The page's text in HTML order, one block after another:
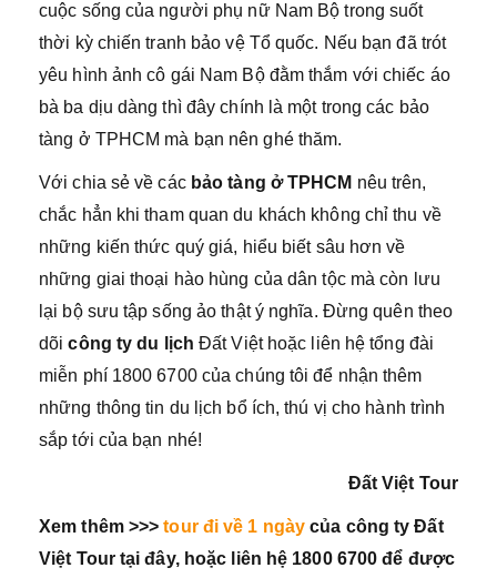
cuộc sống của người phụ nữ Nam Bộ trong suốt
thời kỳ chiến tranh bảo vệ Tổ quốc. Nếu bạn đã trót
yêu hình ảnh cô gái Nam Bộ đằm thắm với chiếc áo
bà ba dịu dàng thì đây chính là một trong các bảo
tàng ở TPHCM mà bạn nên ghé thăm.
Với chia sẻ về các bảo tàng ở TPHCM nêu trên,
chắc hẳn khi tham quan du khách không chỉ thu về
những kiến thức quý giá, hiểu biết sâu hơn về
những giai thoại hào hùng của dân tộc mà còn lưu
lại bộ sưu tập sống ảo thật ý nghĩa. Đừng quên theo
dõicông ty du lịch Đất Việt hoặc liên hệ tổng đài
miễn phí 1800 6700 của chúng tôi để nhận thêm
những thông tin du lịch bổ ích, thú vị cho hành trình
sắp tới của bạn nhé!
Đất Việt Tour
Xem thêm >>>tour đi về 1 ngày của công ty Đất
Việt Tour tại đây, hoặc liên hệ 1800 6700 để được